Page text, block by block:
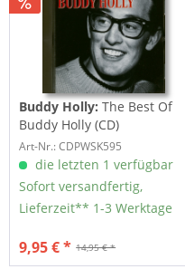
Buddy Holly:The Best Of
Buddy Holly (CD)
Art-Nr.: CDPWSK595
die letzten 1 verfügbar
Sofort versandfertig,
Lieferzeit** 1-3 Werktage
14,95 € *
9,95 € *